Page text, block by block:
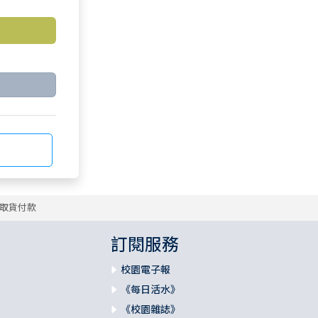
貨付款
訂閱服務
校園電子報
《每日活水》
《校園雜誌》